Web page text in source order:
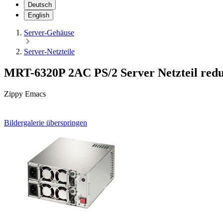
Deutsch
English
Server-Gehäuse
Server-Netzteile
MRT-6320P 2AC PS/2 Server Netzteil
Zippy Emacs
Bildergalerie überspringen